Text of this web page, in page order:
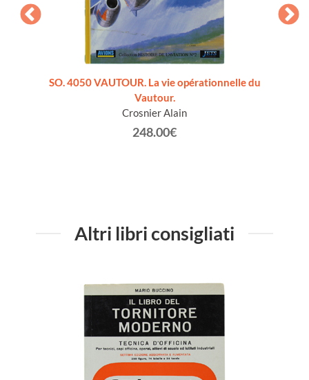
SO. 4050 VAUTOUR. La vie opérationnelle du
Vautour.
Crosnier Alain
248.00€
Altri libri consigliati